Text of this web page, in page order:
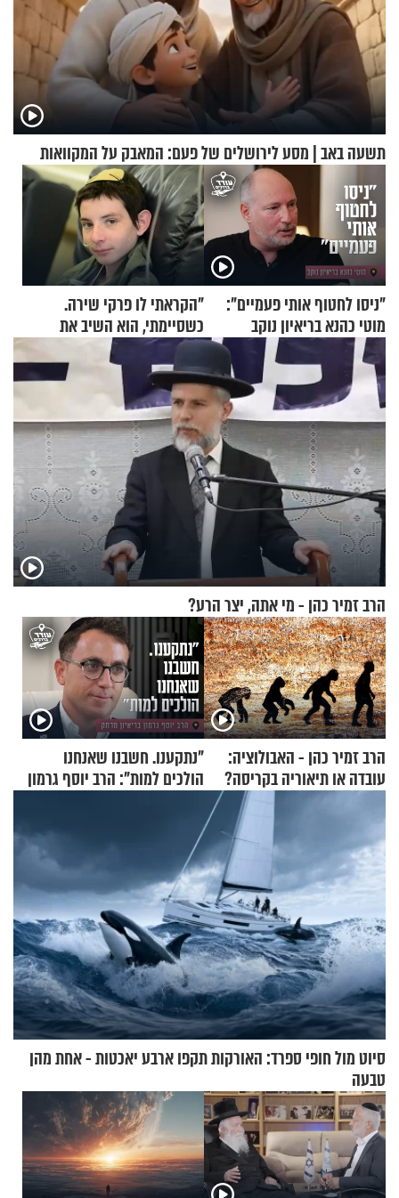
תשעה באב | מסע לירושלים של פעם: המאבק על המקוואות
"ניסו לחטוף אותי פעמיים":
מוטי כהנא בריאיון נוקב
"הקראתי לו פרקי שירה.
כשסיימתי, הוא השיב את
נשמתו לבורא"
הרב זמיר כהן - מי אתה, יצר הרע?
הרב זמיר כהן - האבולוציה:
עובדה או תיאוריה בקריסה?
"נתקענו. חשבנו שאנחנו
הולכים למות": הרב יוסף גרמון
סיוט מול חופי ספרד: האורקות תקפו ארבע יאכטות - אחת מהן
טבעה